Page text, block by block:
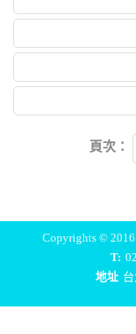
頁次：
Copyrights © 2016
T:
地址